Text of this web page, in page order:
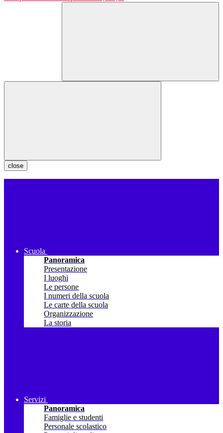
close
Scuola
Panoramica
Presentazione
I luoghi
Le persone
I numeri della scuola
Le carte della scuola
Organizzazione
La storia
Servizi
Panoramica
Famiglie e studenti
Personale scolastico